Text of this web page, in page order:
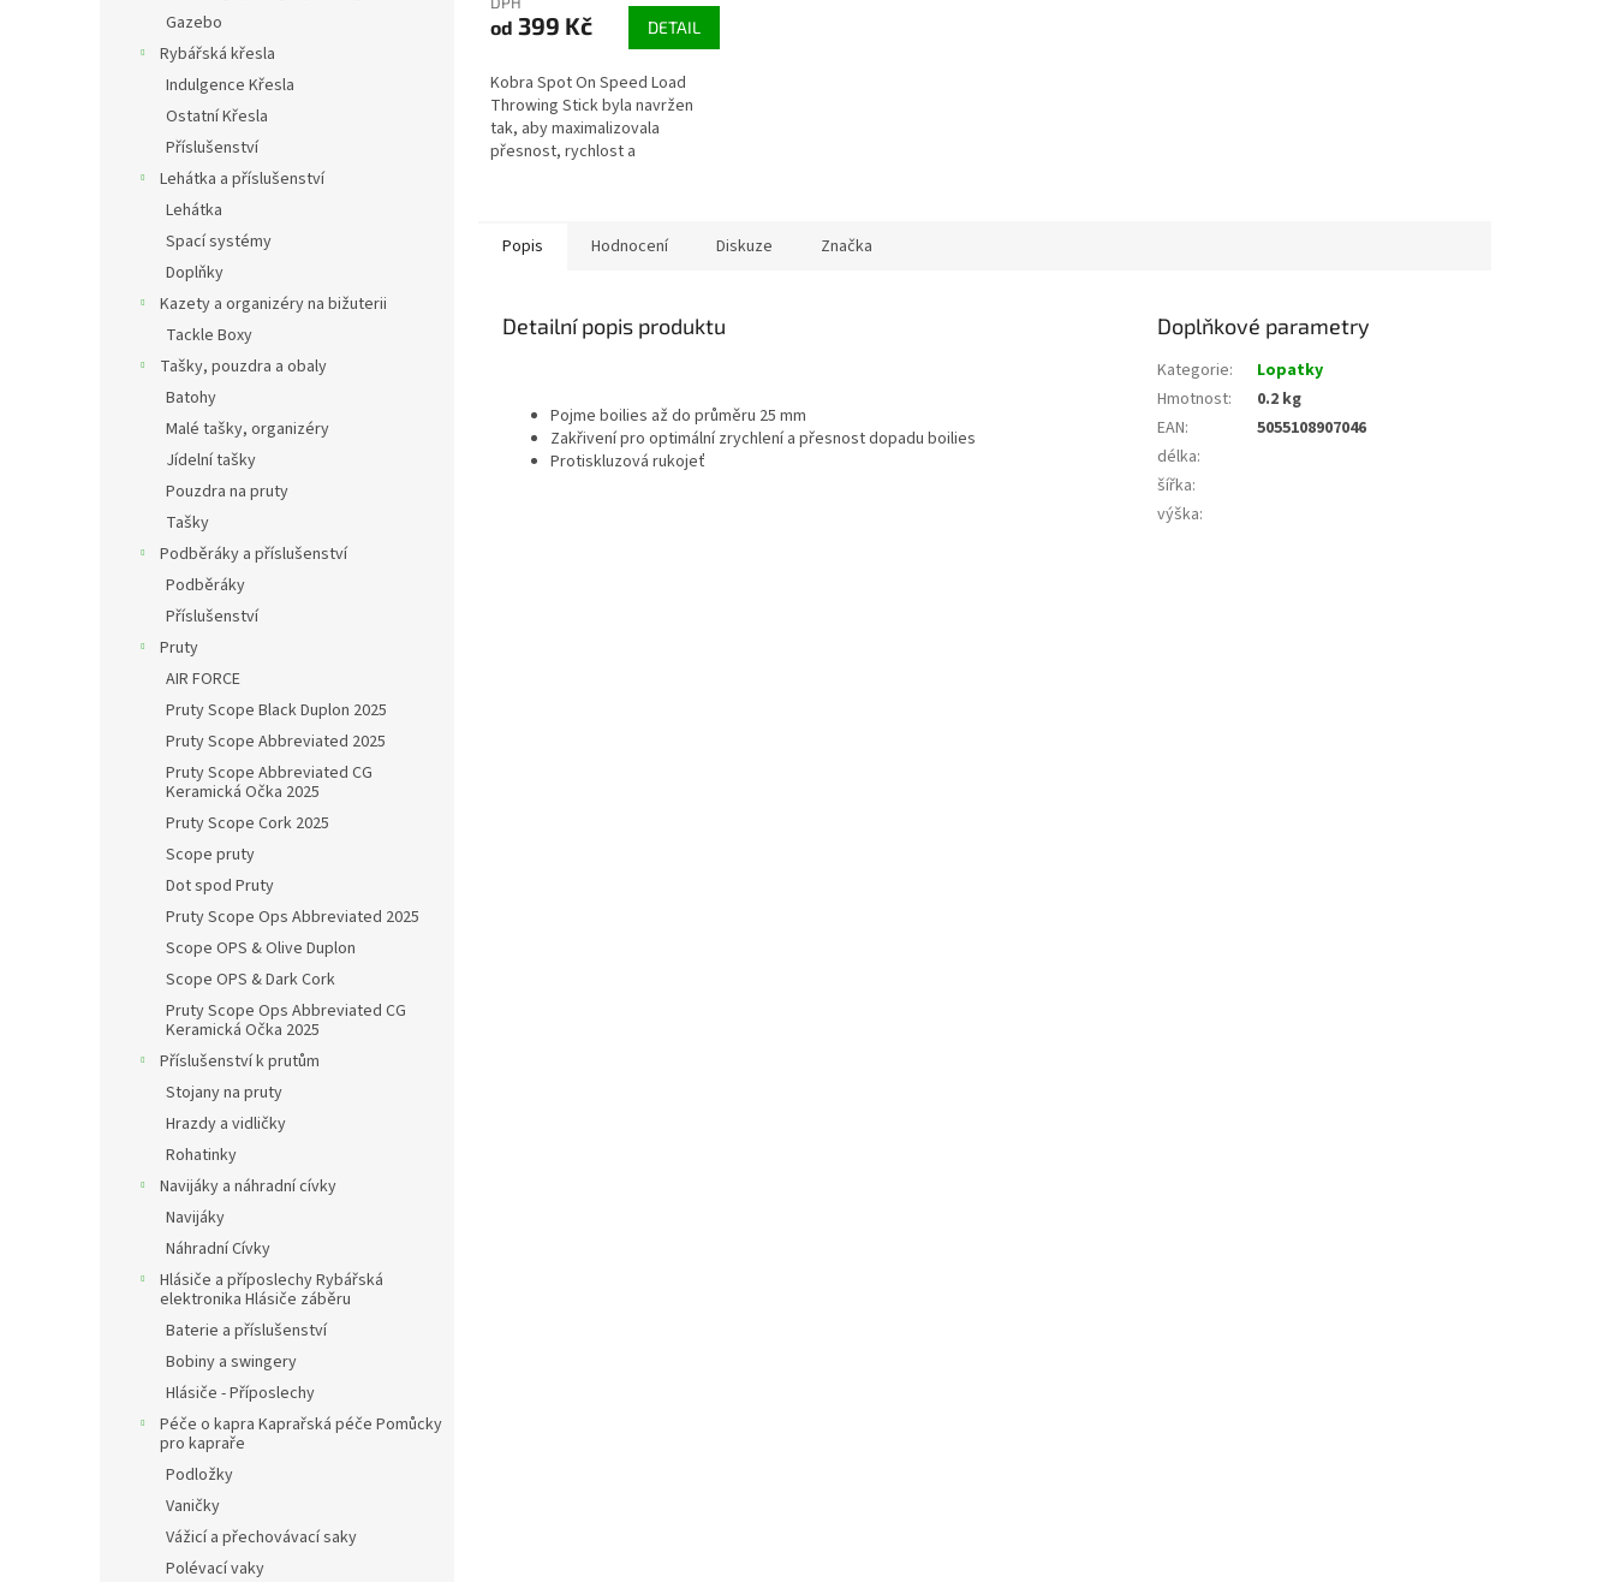
Gazebo
Rybářská křesla
Indulgence Křesla
Ostatní Křesla
Příslušenství
Lehátka a příslušenství
Lehátka
Spací systémy
Doplňky
Kazety a organizéry na bižuterii
Tackle Boxy
Tašky, pouzdra a obaly
Batohy
Malé tašky, organizéry
Jídelní tašky
Pouzdra na pruty
Tašky
Podběráky a příslušenství
Podběráky
Příslušenství
Pruty
AIR FORCE
Pruty Scope Black Duplon 2025
Pruty Scope Abbreviated 2025
Pruty Scope Abbreviated CG
Keramická Očka 2025
Pruty Scope Cork 2025
Scope pruty
Dot spod Pruty
Pruty Scope Ops Abbreviated 2025
Scope OPS & Olive Duplon
Scope OPS & Dark Cork
Pruty Scope Ops Abbreviated CG
Keramická Očka 2025
Příslušenství k prutům
Stojany na pruty
Hrazdy a vidličky
Rohatinky
Navijáky a náhradní cívky
Navijáky
Náhradní Cívky
Hlásiče a příposlechy Rybářská
elektronika Hlásiče záběru
Baterie a příslušenství
Bobiny a swingery
Hlásiče - Příposlechy
Péče o kapra Kaprařská péče Pomůcky
pro kapraře
Podložky
Vaničky
Vážicí a přechovávací saky
Polévací vaky
od 399 Kč DETAIL
Kobra Spot On Speed Load
Throwing Stick byla navržen
tak, aby maximalizovala
přesnost, rychlost a
Popis
Hodnocení Diskuze Značka
Detailní popis produktu
Pojme boilies až do průměru 25 mm
Zakřivení pro optimální zrychlení a přesnost dopadu boilies
Protiskluzová rukojeť
Doplňkové parametry
Kategorie:
Lopatky
Hmotnost:
0.2 kg
EAN:
5055108907046
délka:
šířka:
výška: